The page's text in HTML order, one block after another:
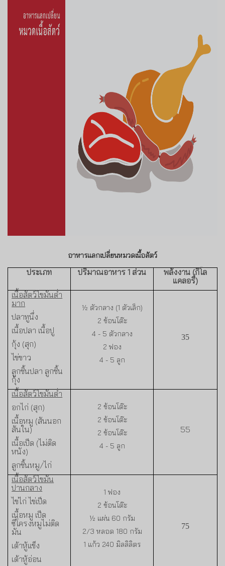
อาหารแลกเปลี่ยนหมวดเนื้อสัตว์
ประเภท ปริมาณอาหาร 1 ส่วน
พลังงาน (กิโล
แคลอรี่)
เนื้อสัตว์ไขมันต่ำ
มาก
ปลาทูนึ่ง
เนื้อปลา เนื้อปู
กุ้ง (สุก)
ไข่ขาว
ลูกชิ้นปลา ลูกชิ้น
กุ้ง
½ ตัวกลาง (1 ตัวเล็ก)
2 ช้อนโต๊ะ
4 - 5 ตัวกลาง
2 ฟอง
4 - 5 ลูก
35
เนื้อสัตว์ไขมันต่ำ
อกไก่ (สุก)
เนื้อหมู (สันนอก
สันใน)
เนื้อเป็ด (ไม่ติด
หนัง)
ลูกชิ้นหมู/ไก่
2 ช้อนโต๊ะ
2 ช้อนโต๊ะ
2 ช้อนโต๊ะ
4 - 5 ลูก
55
เนื้อสัตว์ไขมัน
ปานกลาง
ไข่ไก่ ไข่เป็ด
เนื้อหมู เป็ด
ซี่โครงหมูไม่ติด
มัน
เต้าหู้แข็ง
เต้าหู้อ่อน
1 ฟอง
2 ช้อนโต๊ะ
½ แผ่น 60 กรัม
2/3 หลอด 180 กรัม
1 แก้ว 240 มิลลิลิตร
75